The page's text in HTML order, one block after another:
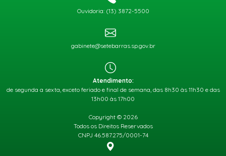
Ouvidoria: (13) 3872-5500
gabinete@setebarras.sp.gov.br
Atendimento:
de segunda a sexta, exceto feriado e final de semana, das 8h30 às 11h30 e das
13h00 às 17h00
Copyright © 2026
Todos os Direitos Reservados
CNPJ 46.587.275/0001-74